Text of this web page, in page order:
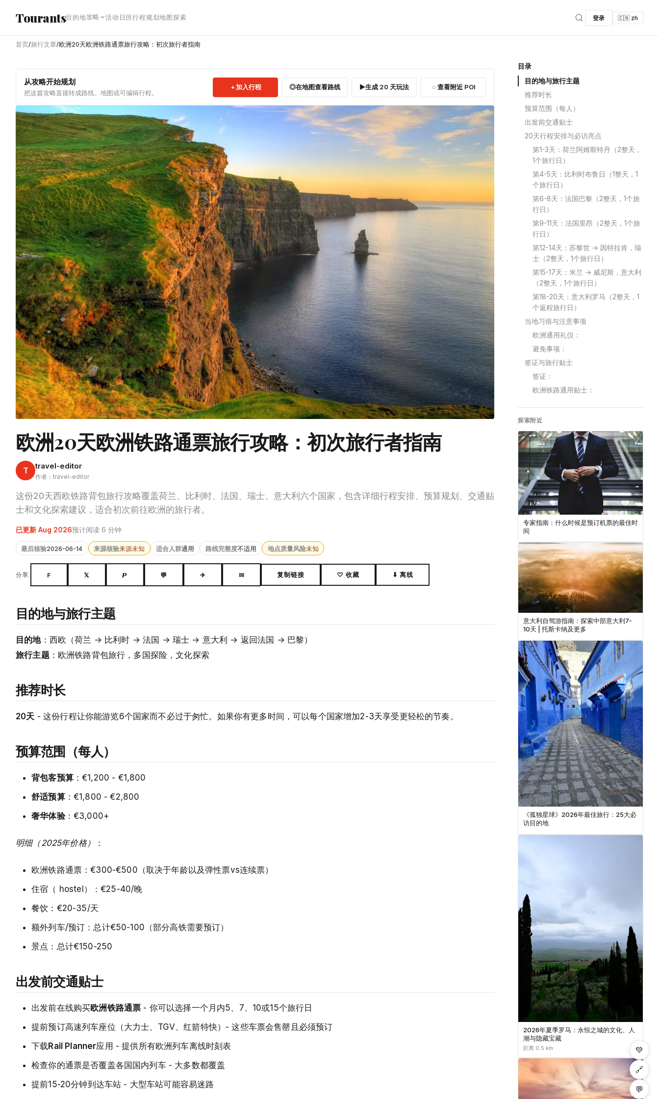
Tourants目的地攻略 活动日历行程规划地图探索 登录 🇨🇳 zh
首页/旅行文章/欧洲20天欧洲铁路通票旅行攻略：初次旅行者指南
从攻略开始规划
把这篇攻略直接转成路线、地图或可编辑行程。
加入行程 在地图查看路线 生成 20 天玩法 查看附近 POI
欧洲20天欧洲铁路通票旅行攻略：初次旅行者指南
T travel-editor
作者：travel-editor
这份20天西欧铁路背包旅行攻略覆盖荷兰、比利时、法国、瑞士、意大利六个国家，包含详细行程安排、预算规划、交通贴
士和文化探索建议，适合初次前往欧洲的旅行者。
已更新 Aug 2026预计阅读 6 分钟
最后核验2026-06-14 来源核验来源未知 适合人群通用 路线完整度不适用 地点质量风险未知
分享: F 𝕏 𝙋 💬 ✈ ✉ 复制链接 ♡ 收藏 ⬇ 离线
目的地与旅行主题
目的地：西欧（荷兰 → 比利时 → 法国 → 瑞士 → 意大利 → 返回法国 → 巴黎）
旅行主题：欧洲铁路背包旅行，多国探险，文化探索
推荐时长
20天 - 这份行程让你能游览6个国家而不必过于匆忙。如果你有更多时间，可以每个国家增加2-3天享受更轻松的节奏。
预算范围（每人）
背包客预算：€1,200 - €1,800
舒适预算：€1,800 - €2,800
奢华体验：€3,000+
明细（2025年价格） ：
欧洲铁路通票：€300-€500（取决于年龄以及弹性票vs连续票）
住宿（ hostel）：€25-40/晚
餐饮：€20-35/天
额外列车/预订：总计€50-100（部分高铁需要预订）
景点：总计€150-250
出发前交通贴士
出发前在线购买欧洲铁路通票 - 你可以选择一个月内5、7、10或15个旅行日
提前预订高速列车座位（大力士、TGV、红箭特快）- 这些车票会售罄且必须预订
下载 Rail Planner应用 - 提供所有欧洲列车离线时刻表
检查你的通票是否覆盖各国国内列车 - 大多数都覆盖
提前15-20分钟到达车站 - 大型车站可能容易迷路
目录
目的地与旅行主题
推荐时长
预算范围（每人）
出发前交通贴士
20天行程安排与必访亮点
第1-3天：荷兰阿姆斯特丹（2整天，
1个旅行日）
第4-5天：比利时布鲁日（1整天，1
个旅行日）
第6-8天：法国巴黎（2整天，1个旅
行日）
第9-11天：法国里昂（2整天，1个旅
行日）
第12-14天：苏黎世 → 因特拉肯，瑞
士（2整天，1个旅行日）
第15-17天：米兰 → 威尼斯，意大利
（2整天，1个旅行日）
第18-20天：意大利罗马（2整天，1
个返程旅行日）
当地习俗与注意事项
欧洲通用礼仪：
避免事项：
签证与旅行贴士
签证：
欧洲铁路通用贴士：
探索附近
专家指南：什么时候是预订机票的最佳时
间
意大利自驾游指南：探索中部意大利7-
10天 | 托斯卡纳及更多
《孤独星球》2026年最佳旅行：25大必
访目的地
2026年夏季罗马：永恒之城的文化、人
潮与隐藏宝藏
距离 0.5 km
💚
🔗
💬